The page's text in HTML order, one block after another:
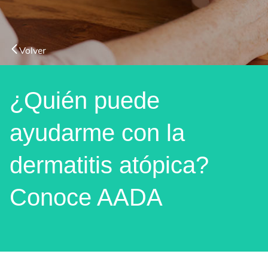
Volver
¿Quién puede
ayudarme con la
dermatitis atópica?
Conoce AADA